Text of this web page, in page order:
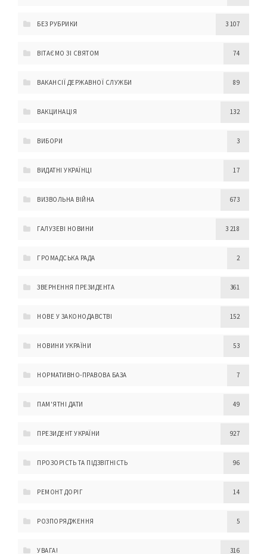
БЕЗ РУБРИКИ 3 107
ВІТАЄМО ЗІ СВЯТОМ 74
ВАКАНСІЇ ДЕРЖАВНОЇ СЛУЖБИ 89
ВАКЦИНАЦІЯ 132
ВИБОРИ 3
ВИДАТНІ УКРАЇНЦІ 17
ВИЗВОЛЬНА ВІЙНА 673
ГАЛУЗЕВІ НОВИНИ 3 218
ГРОМАДСЬКА РАДА 2
ЗВЕРНЕННЯ ПРЕЗИДЕНТА 361
НОВЕ У ЗАКОНОДАВСТВІ 152
НОВИНИ УКРАЇНИ 53
НОРМАТИВНО-ПРАВОВА БАЗА 7
ПАМ'ЯТНІ ДАТИ 49
ПРЕЗИДЕНТ УКРАЇНИ 927
ПРОЗОРІСТЬ ТА ПІДЗВІТНІСТЬ 96
РЕМОНТ ДОРІГ 14
РОЗПОРЯДЖЕННЯ 5
УВАГА! 316